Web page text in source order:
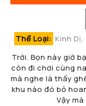
Thể Loại: Kinh
Trời. Bọn này giờ
còn đi chơi cùng
mà nghe là thấy
khu nào đó bỏ
Vậy